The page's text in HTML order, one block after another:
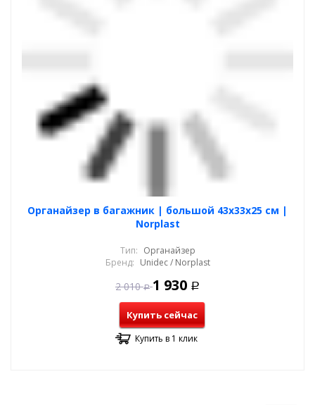
Органайзер в багажник | большой 43x33х25 см |
Norplast
Тип: Органайзер
Бренд: Unidec / Norplast
2 010 Р 1 930 Р
Купить сейчас
Купить в 1 клик